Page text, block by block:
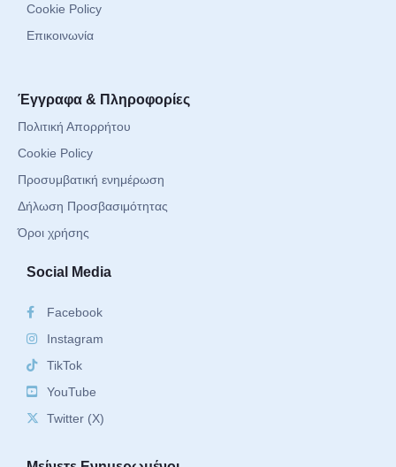
Cookie Policy
Επικοινωνία
Έγγραφα & Πληροφορίες
Πολιτική Απορρήτου
Cookie Policy
Προσυμβατική ενημέρωση
Δήλωση Προσβασιμότητας
Όροι χρήσης
Social Media
Facebook
Instagram
TikTok
YouTube
Twitter (X)